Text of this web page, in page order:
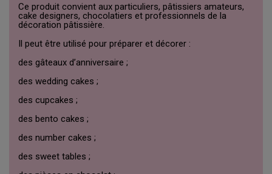
Ce produit convient aux particuliers, pâtissiers amateurs,
cake designers, chocolatiers et professionnels de la
décoration pâtissière.
Il peut être utilisé pour préparer et décorer :
des gâteaux d’anniversaire ;
des wedding cakes ;
des cupcakes ;
des bento cakes ;
des number cakes ;
des sweet tables ;